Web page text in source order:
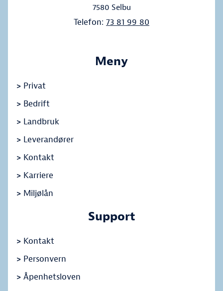
7580 Selbu
Telefon: 73 81 99 80
Meny
> Privat
> Bedrift
> Landbruk
> Leverandører
> Kontakt
> Karriere
> Miljølån
Support
> Kontakt
> Personvern
> Åpenhetsloven